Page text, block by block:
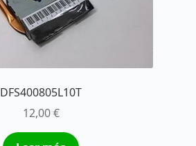
DFS400805L10T
12,00€